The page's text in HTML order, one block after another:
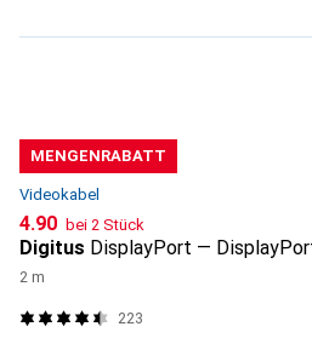
MENGENRABATT
Videokabel
CHF
4.90 bei 2 Stück
Digitus DisplayPort —
2 m
223